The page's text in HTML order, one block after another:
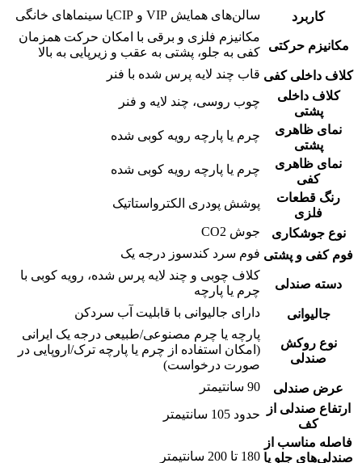
کاربرد سالن‌های همایش VIP و CIPیا سینماهای خانگی
مکانیزم حرکتی
مکانیزم فلزی و برقی با امکان حرکت همزمان
کفی به جلو، پشتی به عقب و زیرپایی به بالا
کلاف داخلی کفی قاب چند لایه پرس شده با فنر
کلاف داخلی
پشتی
چوب روسی، چند لایه و فنر
نمای ظاهری
پشتی
چرم یا پارچه رویه کوبی شده
نمای ظاهری
کفی
چرم یا پارچه رویه کوبی شده
رنگ قطعات
فلزی
پوشش پودری الکترواستاتیک
نوع جوشکاری
جوش CO2
فوم کفی و پشتی فوم سرد کندسوز درجه یک
دسته صندلی
کلاف چوبی و چند لایه پرس شده، رویه کوبی با
چرم یا پارچه
جالیوانی
دارای جالیوانی با قابلیت آب سردکن
نوع روکش
صندلی
پارچه یا چرم مصنوعی/طبیعی درجه یک ایرانی
(امکان استفاده از چرم یا پارچه ترک/اروپایی در
صورت درخواست)
عرض صندلی
90 سانتیمتر
ارتفاع صندلی از
کف
حدود 105 سانتیمتر
فاصله مناسب از
صندلی‌های جلو یا 180 تا 200 سانتیمتر